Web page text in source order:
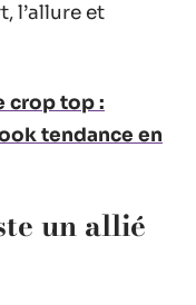
l’allure et
crop top :
tendance en
un allié